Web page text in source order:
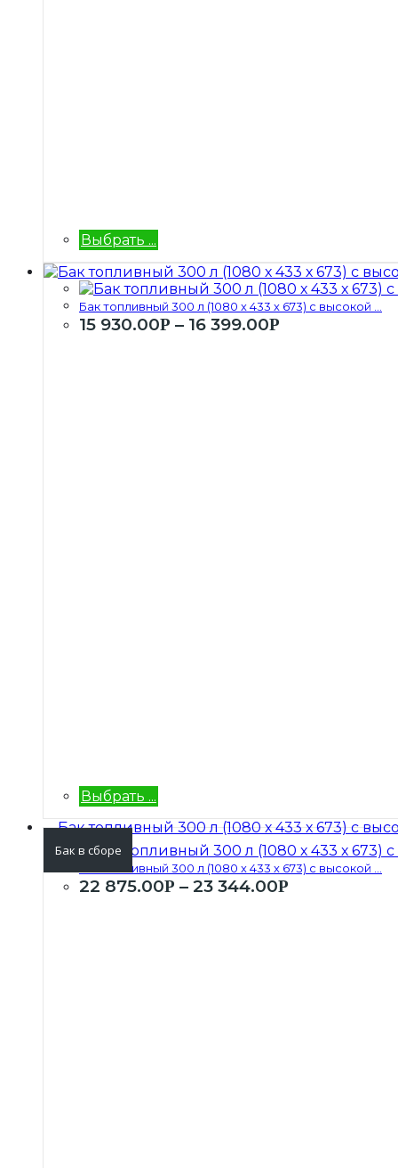
Выбрать ...
Бак топливный 300 л (1080 х 433 х 673) с высокой ...
15 930.00Р – 16 399.00Р
Выбрать ...
Бак в сборе
Бак топливный 300 л (1080 х 433 х 673) с высокой ...
22 875.00Р – 23 344.00Р